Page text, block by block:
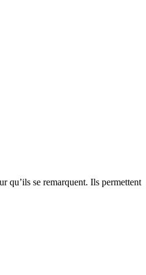
qu’ils se remarquent. Ils permettent